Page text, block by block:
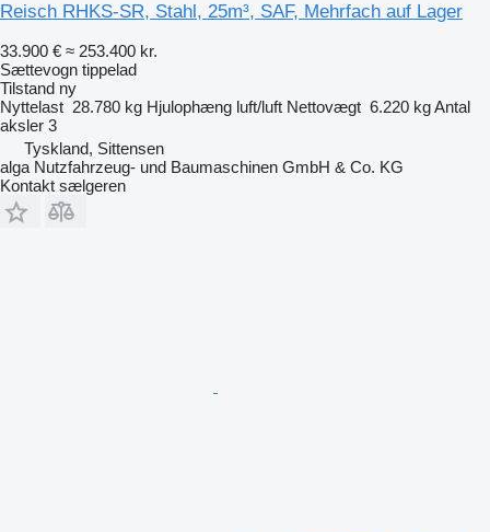
Reisch RHKS-SR, Stahl, 25m³, SAF, Mehrfach auf Lager
33.900 € ≈ 253.400 kr.
Sættevogn tippelad
Tilstand ny
Nyttelast 28.780 kg Hjulophæng luft/luft Nettovægt 6.220 kgAntal
aksler 3
Tyskland, Sittensen
alga Nutzfahrzeug- und Baumaschinen GmbH & Co. KG
Kontakt sælgeren